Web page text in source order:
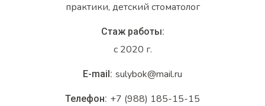
практики, детский стоматолог
Стаж работы:
с 2020 г.
E-mail: sulybok@mail.ru
Телефон: +7 (988) 185-15-15